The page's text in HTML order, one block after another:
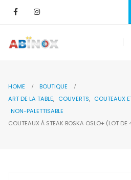
HOME
BOUTIQUE
ART DE LA TABLE, COUVERTS, COUTEAUX
NON-PALETTISABLE
COUTEAUX À STEAK BOSKA OSLO+ (LOT DE